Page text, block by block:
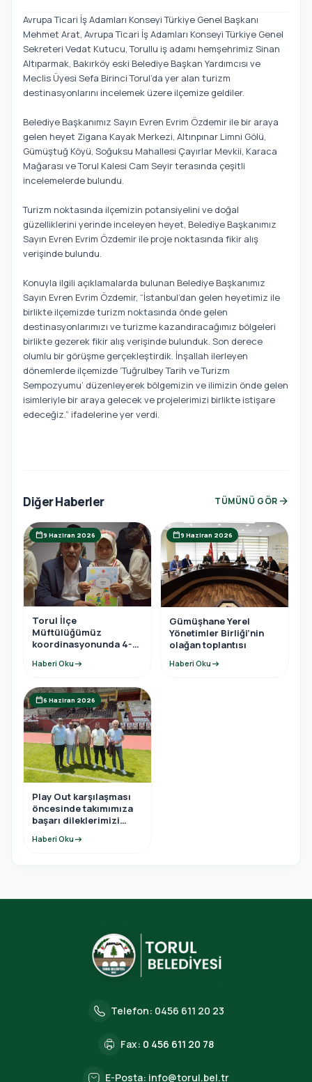
Avrupa Ticari İş Adamları Konseyi Türkiye Genel Başkanı
Mehmet Arat, Avrupa Ticari İş Adamları Konseyi Türkiye Genel
Sekreteri Vedat Kutucu, Torullu iş adamı hemşehrimiz Sinan
Altıparmak, Bakırköy eski Belediye Başkan Yardımcısı ve
Meclis Üyesi Sefa Birinci Torul’da yer alan turizm
destinasyonlarını incelemek üzere ilçemize geldiler.
Belediye Başkanımız Sayın Evren Evrim Özdemir ile bir araya
gelen heyet Zigana Kayak Merkezi, Altınpınar Limni Gölü,
Gümüştuğ Köyü, Soğuksu Mahallesi Çayırlar Mevkii, Karaca
Mağarası ve Torul Kalesi Cam Seyir terasında çeşitli
incelemelerde bulundu.
Turizm noktasında ilçemizin potansiyelini ve doğal
güzelliklerini yerinde inceleyen heyet, Belediye Başkanımız
Sayın Evren Evrim Özdemir ile proje noktasında fikir alış
verişinde bulundu.
Konuyla ilgili açıklamalarda bulunan Belediye Başkanımız
Sayın Evren Evrim Özdemir, “İstanbul’dan gelen heyetimiz ile
birlikte ilçemizde turizm noktasında önde gelen
destinasyonlarımızı ve turizme kazandıracağımız bölgeleri
birlikte gezerek fikir alış verişinde bulunduk. Son derece
olumlu bir görüşme gerçekleştirdik. İnşallah ilerleyen
dönemlerde ilçemizde ‘Tuğrulbey Tarih ve Turizm
Sempozyumu’ düzenleyerek bölgemizin ve ilimizin önde gelen
isimleriyle bir araya gelecek ve projelerimizi birlikte istişare
edeceğiz.” ifadelerine yer verdi.
Diğer Haberler TÜMÜNÜ GÖR arrow_forward
calendar_today9 Haziran 2026
Torul İlçe
Müftülüğümüz
koordinasyonunda 4-6
sonu programına
Haberi Oku arrow_right_alt
calendar_today9 Haziran 2026
Gümüşhane Yerel
Yönetimler Birliği’nin
olağan toplantısı
Haberi Oku arrow_right_alt
calendar_today6 Haziran 2026
Play Out karşılaşması
öncesinde takımımıza
başarı dileklerimizi
Haberi Oku arrow_right_alt
Telefon: 0456 611 20 23
Fax: 0 456 611 20 78
E-Posta: info@torul.bel.tr